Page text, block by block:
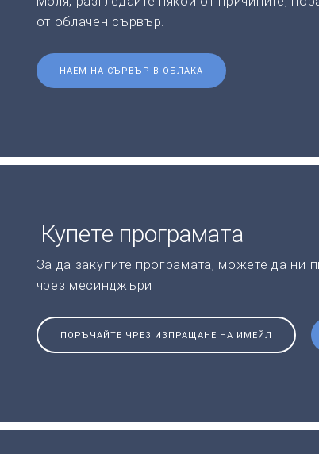
от облачен сървър.
НАЕМ НА СЪРВЪР В ОБЛАКА
Купете програмата
За да закупите програмата, можете да ни
чрез месинджъри
ПОРЪЧАЙТЕ ЧРЕЗ ИЗПРАЩАНЕ НА ИМЕЙЛ